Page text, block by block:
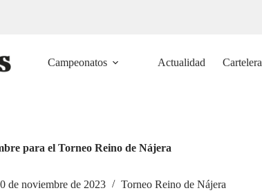
Campeonatos Actualidad Cartelera
para el Torneo Reino de Nájera
de noviembre de 2023 Torneo Reino de Nájera